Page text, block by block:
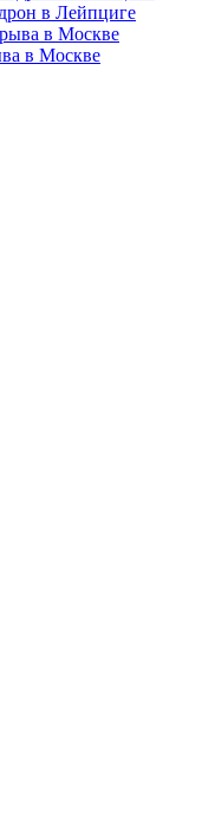
в Лейпциге
в Москве